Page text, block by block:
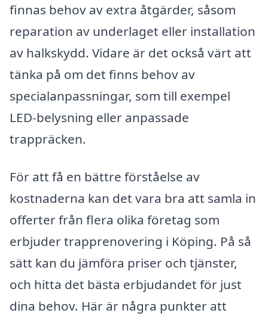
finnas behov av extra åtgärder, såsom
reparation av underlaget eller installation
av halkskydd. Vidare är det också värt att
tänka på om det finns behov av
specialanpassningar, som till exempel
LED-belysning eller anpassade
trappräcken.
För att få en bättre förståelse av
kostnaderna kan det vara bra att samla in
offerter från flera olika företag som
erbjuder trapprenovering i Köping. På så
sätt kan du jämföra priser och tjänster,
och hitta det bästa erbjudandet för just
dina behov. Här är några punkter att